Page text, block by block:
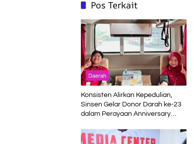
Pos Terkait
Daerah
Konsisten Alirkan Kepedulian,
Sinsen Gelar Donor Darah ke-23
dalam Perayaan Anniversary